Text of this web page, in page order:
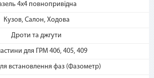
4х4 повнопривідна
Кузов, Салон, Ходова
Дроти та джгути
для ГРМ 406, 405, 409
встановлення фаз (Фазометр)
способ оплаты –
рассрочка»